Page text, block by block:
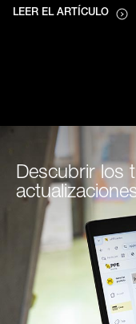
LEER EL ARTÍCULO
Descubrir los